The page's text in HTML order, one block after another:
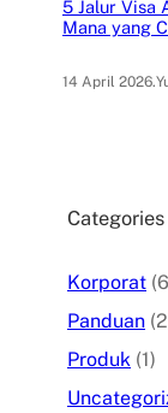
5 Jalur Visa
Mana yang
14 April 2026.
Categories
Korporat
Panduan
Produk (1)